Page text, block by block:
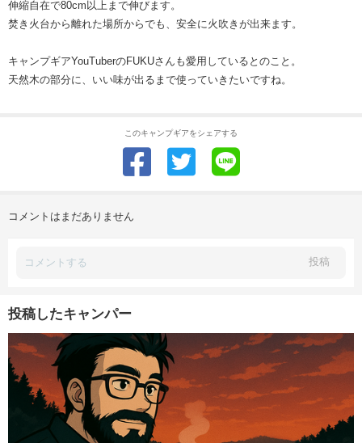
伸縮自在で80cm以上まで伸びます。
焚き火台から離れた場所からでも、安全に火吹きが出来ます。
キャンプギアYouTuberのFUKUさんも愛用しているとのこと。
天然木の部分に、いい味が出るまで使っていきたいですね。
このキャンプギアをシェアする
コメントはまだありません
投稿
投稿したキャンパー